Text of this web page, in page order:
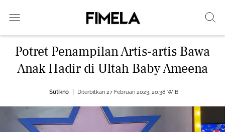
Potret Penampilan Artis-artis Bawa
Anak Hadir di Ultah Baby Ameena
Sutikno Diterbitkan 27 Februari 2023, 20:38 WIB